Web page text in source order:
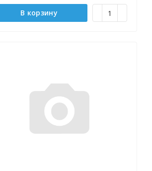
В корзину